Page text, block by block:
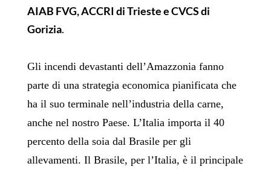
AIAB FVG, ACCRI di Trieste e CVCS di
Gorizia.
Gli incendi devastanti dell’Amazzonia fanno
parte di una strategia economica pianificata che
ha il suo terminale nell’industria della carne,
anche nel nostro Paese. L’Italia importa il 40
percento della soia dal Brasile per gli
allevamenti. Il Brasile, per l’Italia, è il principale